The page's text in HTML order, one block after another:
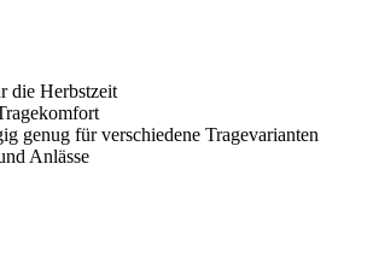
die Herbstzeit
genug für verschiedene Tragevarianten
Anlässe